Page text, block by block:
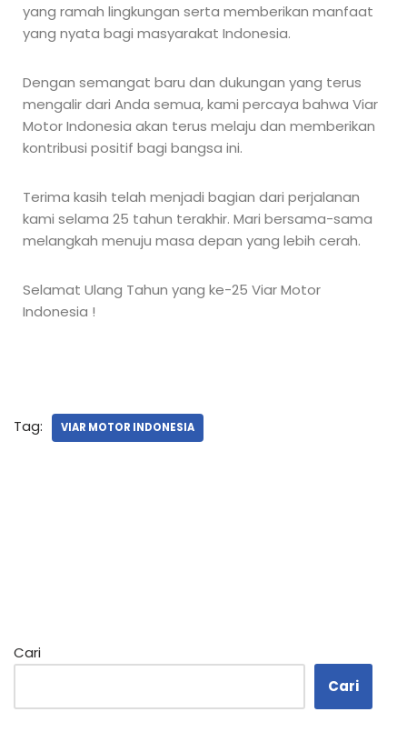
yang ramah lingkungan serta memberikan manfaat
yang nyata bagi masyarakat Indonesia.
Dengan semangat baru dan dukungan yang terus
mengalir dari Anda semua, kami percaya bahwa Viar
Motor Indonesia akan terus melaju dan memberikan
kontribusi positif bagi bangsa ini.
Terima kasih telah menjadi bagian dari perjalanan
kami selama 25 tahun terakhir. Mari bersama-sama
melangkah menuju masa depan yang lebih cerah.
Selamat Ulang Tahun yang ke-25 Viar Motor
Indonesia !
Tag: VIAR MOTOR INDONESIA
Cari
Cari